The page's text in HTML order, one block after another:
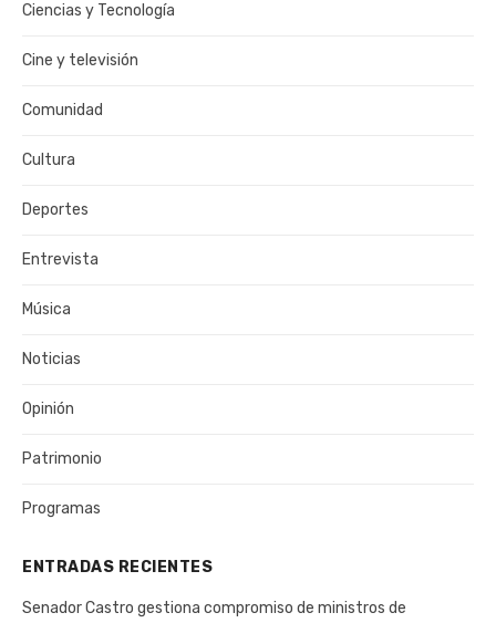
Ciencias y Tecnología
Cine y televisión
Comunidad
Cultura
Deportes
Entrevista
Música
Noticias
Opinión
Patrimonio
Programas
ENTRADAS RECIENTES
Senador Castro gestiona compromiso de ministros de